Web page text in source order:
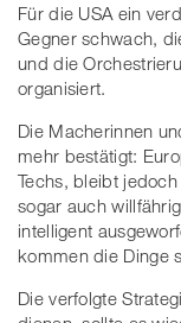
Für die USA ein
Gegner schwach,
und die
organisiert.
Die Macherinnen
mehr bestätigt:
Techs, bleibt
sogar auch
intelligent
kommen die Dinge
Die verfolgte